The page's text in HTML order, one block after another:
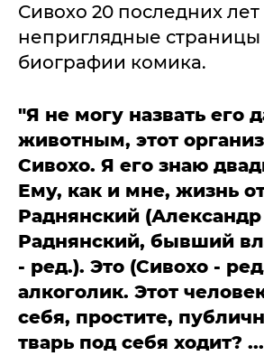
Сивохо 20 последних
неприглядные страницы
биографии комика.
"Я не могу назвать его
животным, этот
Сивохо. Я его знаю
Ему, как и мне, жизнь
Раднянский (Александр
Раднянский, бывший
- ред.). Это (Сивохо -
алкоголик. Этот
себя, простите,
тварь под себя ходит?